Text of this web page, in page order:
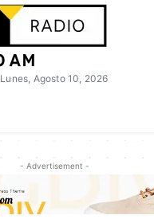
Lunes, Agosto 10, 2026
- Advertisement -